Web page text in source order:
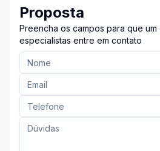
Proposta
Preencha os campos para que um
especialistas entre em contato